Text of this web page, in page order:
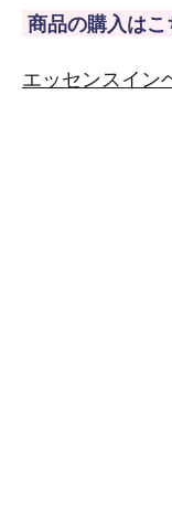
商品の購入はこ
エッセンスイン